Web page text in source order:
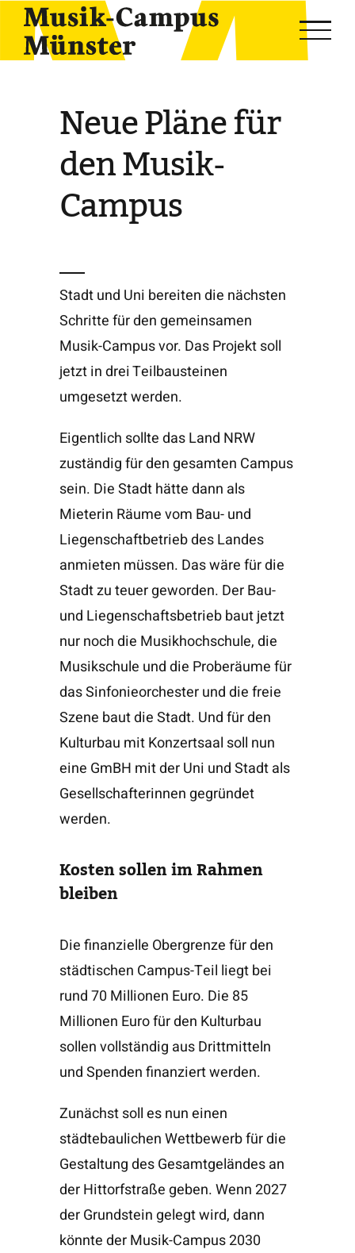
Skip
content
Neue Pläne für
den Musik-
Campus
Stadt und Uni bereiten die nächsten
Schritte für den gemeinsamen
Musik-Campus vor. Das Projekt soll
jetzt in drei Teilbausteinen
umgesetzt werden.
Eigentlich sollte das Land NRW
zuständig für den gesamten Campus
sein. Die Stadt hätte dann als
Mieterin Räume vom Bau- und
Liegenschaftbetrieb des Landes
anmieten müssen. Das wäre für die
Stadt zu teuer geworden. Der Bau-
und Liegenschaftsbetrieb baut jetzt
nur noch die Musikhochschule, die
Musikschule und die Proberäume für
das Sinfonieorchester und die freie
Szene baut die Stadt. Und für den
Kulturbau mit Konzertsaal soll nun
eine GmBH mit der Uni und Stadt als
Gesellschafterinnen gegründet
werden.
Kosten sollen im Rahmen
bleiben
Die finanzielle Obergrenze für den
städtischen Campus-Teil liegt bei
rund 70 Millionen Euro. Die 85
Millionen Euro für den Kulturbau
sollen vollständig aus Drittmitteln
und Spenden finanziert werden.
Zunächst soll es nun einen
städtebaulichen Wettbewerb für die
Gestaltung des Gesamtgeländes an
der Hittorfstraße geben. Wenn 2027
der Grundstein gelegt wird, dann
könnte der Musik-Campus 2030